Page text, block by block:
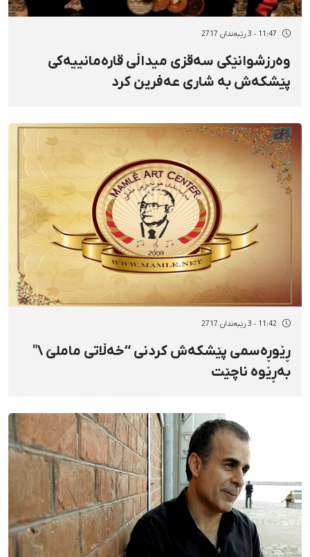
11:47 - 3 رێبەندان 2717
وەرزشوانێکی سەقزی میداڵی قارەمانییەکی
پێشکەش بە شاری عەفرین کرد
11:42 - 3 رێبەندان 2717
ڕێوڕەسمی پێشکەش کردنی “خەڵاتی ماملێ \"
بەڕێوە ناچێت